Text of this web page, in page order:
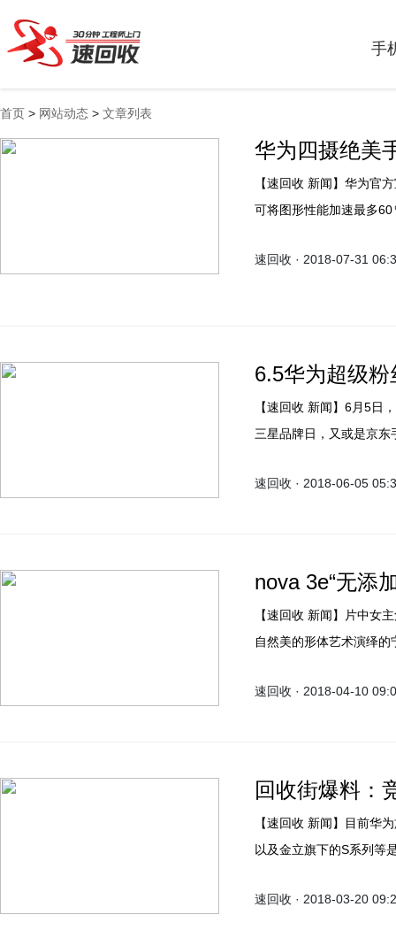
手
首页 > 网站动态 > 文章列表
华为四摄绝美
【速回收 新闻】华为官方宣布，7月31日上午10点起，nova 2s正式开放全员升级
可将图形性能加速最多
速回收 · 2018-07-31
6.5华为超级
【速回收 新闻】6月5日，京东手机618似乎迎来了一个促销活动的小高潮，无论是
三星品牌日，又或是京
就跟着国哥的脚步一起去
速回收 · 2018-06-05
nova 3e“无添
【速回收 新闻】片中女主角无妆却有神，身处大自然氧吧中，将瑜伽运动这种本就
自然美的形体艺术演绎
这款产品在自拍上的美学
速回收 · 2018-04-10
回收街爆料：
【速回收 新闻】目前华为旗下的nova系列、OPPO旗下的R系列、vivo旗下的X系列
以及金立旗下的S系列等
天华为nova 3e在长沙正
速回收 · 2018-03-20